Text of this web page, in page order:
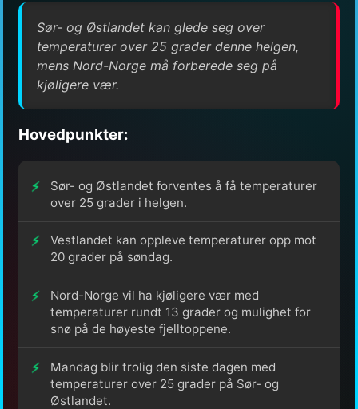
Sør- og Østlandet kan glede seg over
temperaturer over 25 grader denne helgen,
mens Nord-Norge må forberede seg på
kjøligere vær.
Hovedpunkter:
Sør- og Østlandet forventes å få temperaturer
over 25 grader i helgen.
Vestlandet kan oppleve temperaturer opp mot
20 grader på søndag.
Nord-Norge vil ha kjøligere vær med
temperaturer rundt 13 grader og mulighet for
snø på de høyeste fjelltoppene.
Mandag blir trolig den siste dagen med
temperaturer over 25 grader på Sør- og
Østlandet.